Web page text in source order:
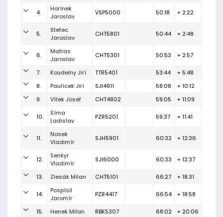
4.
Horínek
Jaroslav
VSP5000 50:18 + 2:22
5.
Stefec
Jaroslav
CHT5801 50:44 + 2:48
6.
Matras
Jaroslav
CHT5301 50:53 + 2:57
7. Koudelny Jirí TTR5401 53:44
+ 5:48
8.
Paulícek Jirí SJI4911 58:08
+ 10:12
9.
Vítek Josef CHT4802 59:05 + 11:09
10.
Síma
Ladislav
PZR5201 59:37 + 11:41
11.
Nosek
Vladimír
SJH5901 60:32 + 12:36
12.
Senkyr
Vladimír
SJI6000 60:33 + 12:37
13. Zlesák Milan CHT5101 66:27 + 18:31
14.
Pospísil
Jaromír
PZR4417 66:54 + 18:58
15. Henek Milan RBK5307 68:02 + 20:06